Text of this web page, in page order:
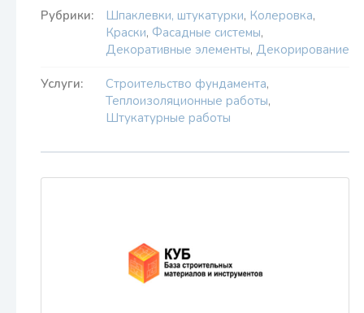
Рубрики: Шпаклевки, штукатурки, Колеровка,
Краски, Фасадные системы,
Декоративные элементы, Декорирование
Услуги: Строительство фундамента,
Теплоизоляционные работы,
Штукатурные работы